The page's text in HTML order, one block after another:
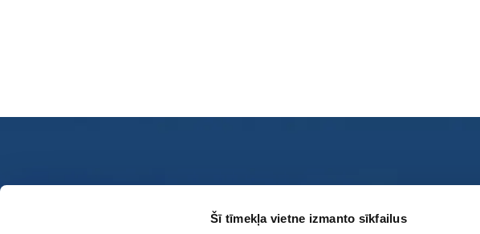
Šī tīmekļa vietne izmanto sīkfailus